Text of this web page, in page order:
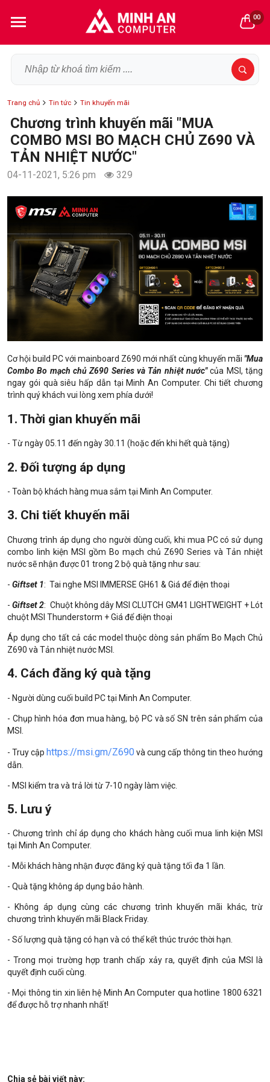
00
Trang chủ Tin tức Tin khuyến mãi
Chương trình khuyến mãi "MUA
COMBO MSI BO MẠCH CHỦ Z690 VÀ
TẢN NHIỆT NƯỚC"
04-11-2021, 5:26 pm 329
Cơ hội build PC với mainboard Z690 mới nhất cùng khuyến mãi "Mua
Combo Bo mạch chủ Z690 Series và Tản nhiệt nước"của MSI, tặng
ngay gói quà siêu hấp dẫn tại Minh An Computer. Chi tiết chương
trình quý khách vui lòng xem phía dưới!
1. Thời gian khuyến mãi
- Từ ngày 05.11 đến ngày 30.11 (hoặc đến khi hết quà tặng)
2. Đối tượng áp dụng
- Toàn bộ khách hàng mua sắm tại Minh An Computer.
3. Chi tiết khuyến mãi
Chương trình áp dụng cho người dùng cuối, khi mua PC có sử dụng
combo linh kiện MSI gồm Bo mạch chủ Z690 Series và Tản nhiệt
nước sẽ nhận được 01 trong 2 bộ quà tặng như sau:
- Giftset 1: Tai nghe MSI IMMERSE GH61 & Giá để điện thoại
-Giftset 2: Chuột không dây MSI CLUTCH GM41 LIGHTWEIGHT + Lót
chuột MSI Thunderstorm + Giá để điện thoại
Áp dụng cho tất cả các model thuộc dòng sản phẩm Bo Mạch Chủ
Z690 và Tản nhiệt nước MSI.
4. Cách đăng ký quà tặng
- Người dùng cuối build PC tại Minh An Computer.
- Chụp hình hóa đơn mua hàng, bộ PC và số SN trên sản phẩm của
MSI.
- Truy cập https://msi.gm/Z690 và cung cấp thông tin theo hướng
dẫn.
- MSI kiểm tra và trả lời từ 7-10 ngày làm việc.
5. Lưu ý
- Chương trình chỉ áp dụng cho khách hàng cuối mua linh kiện MSI
tại Minh An Computer.
- Mỗi khách hàng nhận được đăng ký quà tặng tối đa 1 lần.
- Quà tặng không áp dụng bảo hành.
- Không áp dụng cùng các chương trình khuyến mãi khác, trừ
chương trình khuyến mãi Black Friday.
- Số lượng quà tặng có hạn và có thể kết thúc trước thời hạn.
- Trong mọi trường hợp tranh chấp xảy ra, quyết định của MSI là
quyết định cuối cùng.
- Mọi thông tin xin liên hệ Minh An Computer qua hotline 1800 6321
để được hỗ trợ nhanh nhất!
Chia sẻ bài viết này: